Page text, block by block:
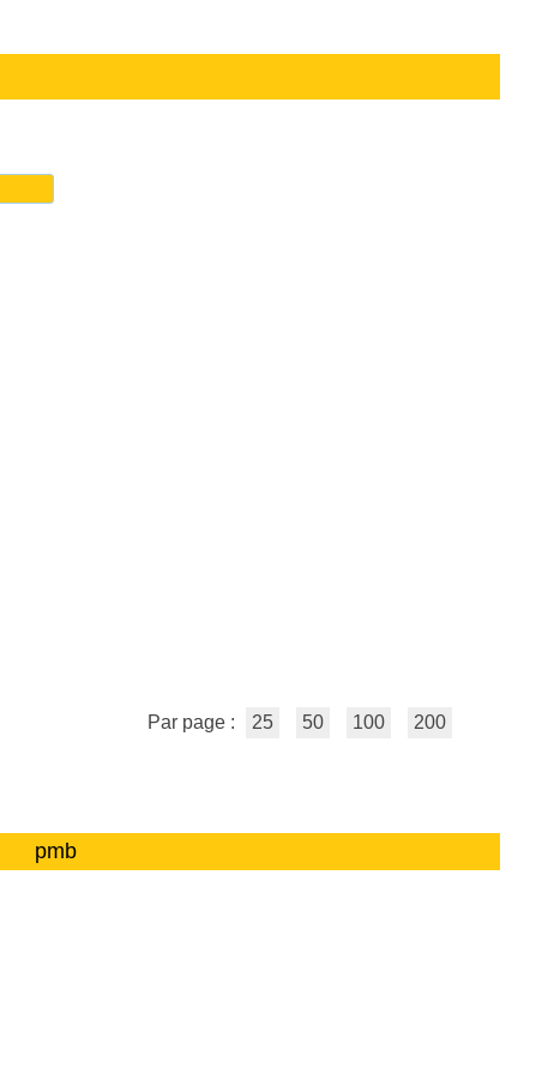
Par page : 25 50 100 200
pmb